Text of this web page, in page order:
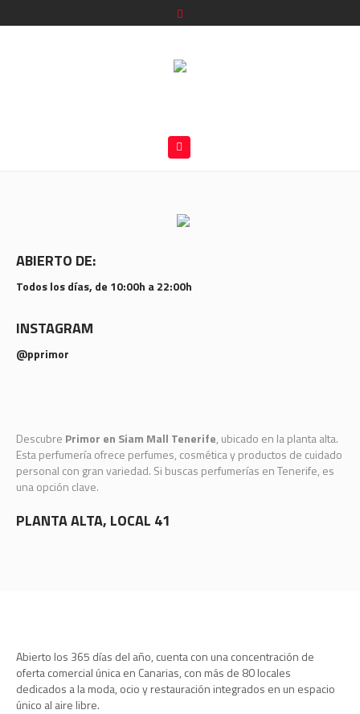
ABIERTO DE:
Todos los días, de 10:00h a 22:00h
INSTAGRAM
@pprimor
Descubre Primor en Siam Mall Tenerife, ubicado en la planta alta.
Esta perfumería ofrece perfumes, cosmética y productos de cuidado
personal con gran variedad. Si buscas perfumerías en Tenerife, es
una opción clave.
PLANTA ALTA, LOCAL 41
Abierto los 365 días del año, cuenta con una concentración de
oferta comercial única en Canarias, con más de 80 locales
dedicados a la moda, ocio y restauración integrados en un espacio
único al aire libre.